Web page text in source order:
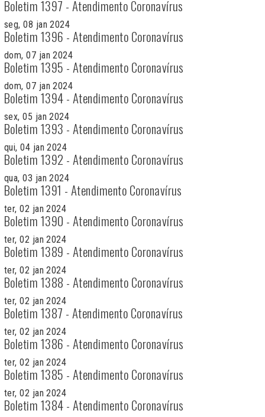
Boletim 1397 - Atendimento Coronavírus
seg, 08 jan 2024
Boletim 1396 - Atendimento Coronavírus
dom, 07 jan 2024
Boletim 1395 - Atendimento Coronavírus
dom, 07 jan 2024
Boletim 1394 - Atendimento Coronavírus
sex, 05 jan 2024
Boletim 1393 - Atendimento Coronavírus
qui, 04 jan 2024
Boletim 1392 - Atendimento Coronavírus
qua, 03 jan 2024
Boletim 1391 - Atendimento Coronavírus
ter, 02 jan 2024
Boletim 1390 - Atendimento Coronavírus
ter, 02 jan 2024
Boletim 1389 - Atendimento Coronavírus
ter, 02 jan 2024
Boletim 1388 - Atendimento Coronavírus
ter, 02 jan 2024
Boletim 1387 - Atendimento Coronavírus
ter, 02 jan 2024
Boletim 1386 - Atendimento Coronavírus
ter, 02 jan 2024
Boletim 1385 - Atendimento Coronavírus
ter, 02 jan 2024
Boletim 1384 - Atendimento Coronavírus